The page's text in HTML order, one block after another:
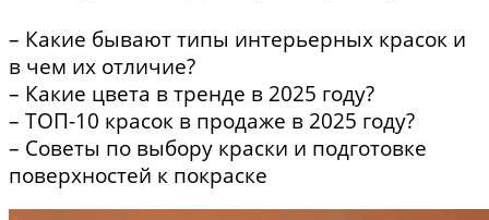
– Какие бывают типы интерьерных красок и
в чем их отличие?
– Какие цвета в тренде в 2025 году?
– ТОП-10 красок в продаже в 2025 году?
– Советы по выбору краски и подготовке
поверхностей к покраске